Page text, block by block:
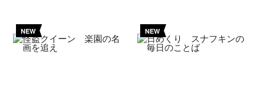
NEW NEW